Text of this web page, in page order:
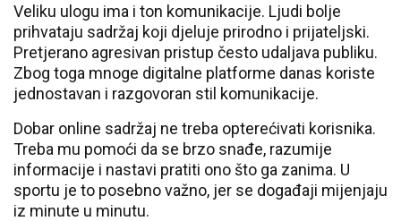
Veliku ulogu ima i ton komunikacije. Ljudi bolje
prihvataju sadržaj koji djeluje prirodno i prijateljski.
Pretjerano agresivan pristup često udaljava publiku.
Zbog toga mnoge digitalne platforme danas koriste
jednostavan i razgovoran stil komunikacije.
Dobar online sadržaj ne treba opterećivati korisnika.
Treba mu pomoći da se brzo snađe, razumije
informacije i nastavi pratiti ono što ga zanima. U
sportu je to posebno važno, jer se događaji mijenjaju
iz minute u minutu.